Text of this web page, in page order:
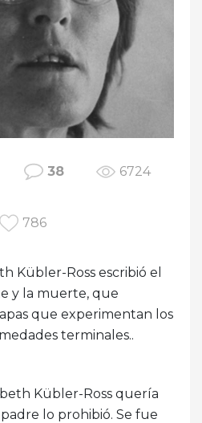
38 6724
786
Kübler-Ross escribió el
y la muerte, que
que experimentan los
terminales..
Kübler-Ross quería
lo prohibió. Se fue